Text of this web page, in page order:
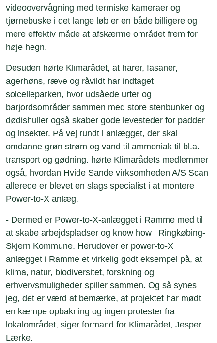
videoovervågning med termiske kameraer og
tjørnebuske i det lange løb er en både billigere og
mere effektiv måde at afskærme området frem for
høje hegn.
Desuden hørte Klimarådet, at harer, fasaner,
agerhøns, ræve og råvildt har indtaget
solcelleparken, hvor udsåede urter og
barjordsområder sammen med store stenbunker og
dødishuller også skaber gode levesteder for padder
og insekter. På vej rundt i anlægget, der skal
omdanne grøn strøm og vand til ammoniak til bl.a.
transport og gødning, hørte Klimarådets medlemmer
også, hvordan Hvide Sande virksomheden A/S Scan
allerede er blevet en slags specialist i at montere
Power-to-X anlæg.
- Dermed er Power-to-X-anlægget i Ramme med til
at skabe arbejdspladser og know how i Ringkøbing-
Skjern Kommune. Herudover er power-to-X
anlægget i Ramme et virkelig godt eksempel på, at
klima, natur, biodiversitet, forskning og
erhvervsmuligheder spiller sammen. Og så synes
jeg, det er værd at bemærke, at projektet har mødt
en kæmpe opbakning og ingen protester fra
lokalområdet, siger formand for Klimarådet, Jesper
Lærke.